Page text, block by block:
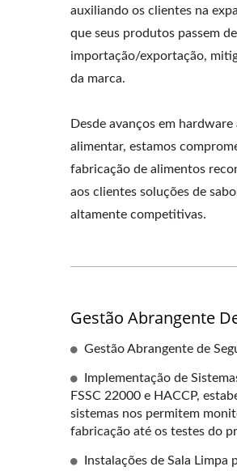
auxiliando os clientes na
que seus produtos passem
importação/exportação,
da marca.
Desde avanços em
alimentar, estamos
fabricação de alimentos
aos clientes soluções de
altamente competitivas.
Gestão Abrangente
Gestão Abrangente de
Implementação de
FSSC 22000 e HACCP,
sistemas nos permitem
fabricação até os testes do
Instalações de Sala